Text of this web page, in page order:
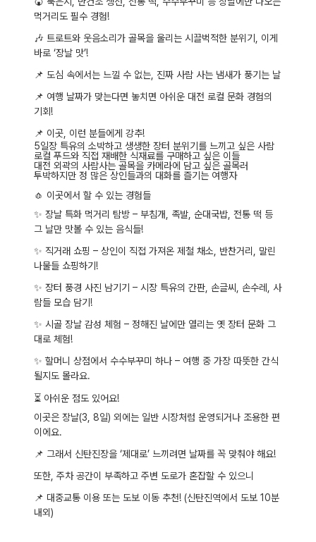
먹거리도 필수 경험!
🎶 트로트와 웃음소리가 골목을 울리는 시끌벅적한 분위기, 이게
바로 ‘장날 맛’!
📌 도심 속에서는 느낄 수 없는, 진짜 사람 사는 냄새가 풍기는 날
📌 여행 날짜가 맞는다면 놓치면 아쉬운 대전 로컬 문화 경험의
기회!
📌 이곳, 이런 분들에게 강추!
5일장 특유의 소박하고 생생한 장터 분위기를 느끼고 싶은 사람
로컬 푸드와 직접 재배한 식재료를 구매하고 싶은 이들
대전 외곽의 사람사는 골목을 카메라에 담고 싶은 골목러
투박하지만 정 많은 상인들과의 대화를 즐기는 여행자
🧄 이곳에서 할 수 있는 경험들
✨ 장날 특화 먹거리 탐방 – 부침개, 족발, 순대국밥, 전통 떡 등
그 날만 맛볼 수 있는 음식들!
✨ 직거래 쇼핑 – 상인이 직접 가져온 제철 채소, 반찬거리, 말린
나물들 쇼핑하기!
✨ 장터 풍경 사진 남기기 – 시장 특유의 간판, 손글씨, 손수레, 사
람들 모습 담기!
✨ 시골 장날 감성 체험 – 정해진 날에만 열리는 옛 장터 문화 그
대로 체험!
✨ 할머니 상점에서 수수부꾸미 하나 – 여행 중 가장 따뜻한 간식
될지도 몰라요.
⏳ 아쉬운 점도 있어요!
이곳은 장날(3, 8일) 외에는 일반 시장처럼 운영되거나 조용한 편
이에요.
📌 그래서 신탄진장을 ‘제대로’ 느끼려면 날짜를 꼭 맞춰야 해요!
또한, 주차 공간이 부족하고 주변 도로가 혼잡할 수 있으니
📌 대중교통 이용 또는 도보 이동 추천! (신탄진역에서 도보 10분
내외)